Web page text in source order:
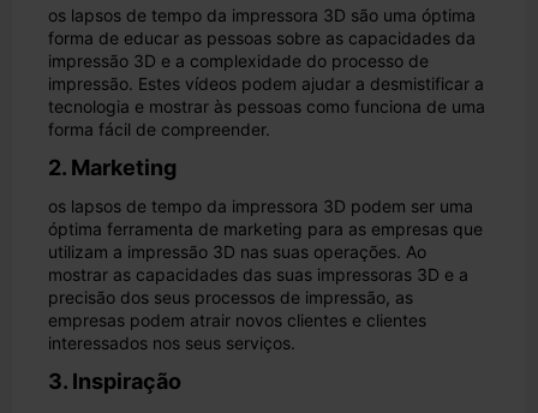
os lapsos de tempo da impressora 3D são uma óptima
forma de educar as pessoas sobre as capacidades da
impressão 3D e a complexidade do processo de
impressão. Estes vídeos podem ajudar a desmistificar a
tecnologia e mostrar às pessoas como funciona de uma
forma fácil de compreender.
2. Marketing
os lapsos de tempo da impressora 3D podem ser uma
óptima ferramenta de marketing para as empresas que
utilizam a impressão 3D nas suas operações. Ao
mostrar as capacidades das suas impressoras 3D e a
precisão dos seus processos de impressão, as
empresas podem atrair novos clientes e clientes
interessados nos seus serviços.
3. Inspiração